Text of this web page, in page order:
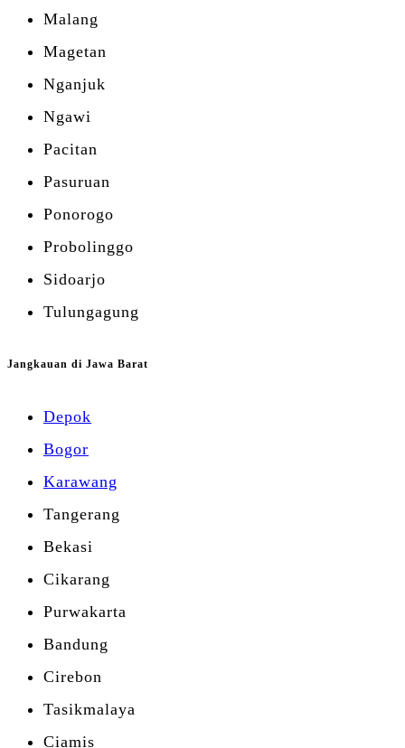
Malang
Magetan
Nganjuk
Ngawi
Pacitan
Pasuruan
Ponorogo
Probolinggo
Sidoarjo
Tulungagung
Jangkauan di Jawa Barat
Depok
Bogor
Karawang
Tangerang
Bekasi
Cikarang
Purwakarta
Bandung
Cirebon
Tasikmalaya
Ciamis